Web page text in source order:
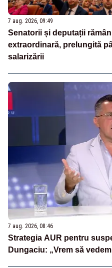
7 aug. 2026, 09:49
Senatorii și deputații
extraordinară, prelungită
salarizării
7 aug. 2026, 08:46
Strategia AUR pentru
Dungaciu: „Vrem să